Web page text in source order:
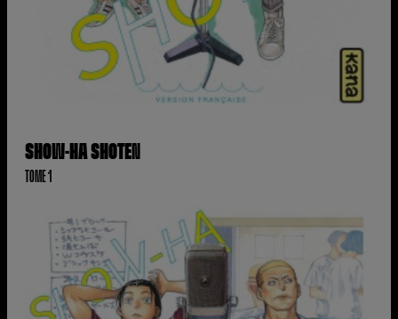
SHOW-HA SHOTEN
TOME 1